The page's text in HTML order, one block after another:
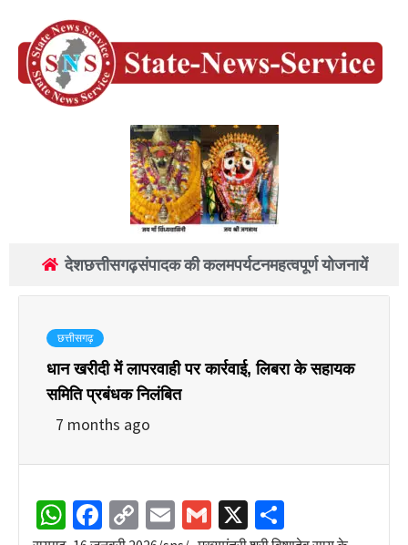
देशछत्तीसगढ़संपादक की कलमपर्यटनमहत्वपूर्ण योजनायें
छत्तीसगढ़
धान खरीदी में लापरवाही पर कार्रवाई, लिबरा के सहायक
समिति प्रबंधक निलंबित
7 months ago
WhatsApp
Facebook
CopyEmailGmail
X